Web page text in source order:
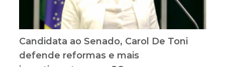
Candidata ao Senado, Carol De Toni
defende reformas e mais